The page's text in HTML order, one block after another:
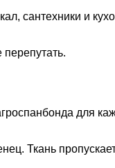
сантехники и
для
Ткань